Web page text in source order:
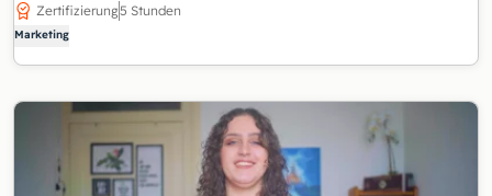
Zertifizierung5 Stunden
Marketing